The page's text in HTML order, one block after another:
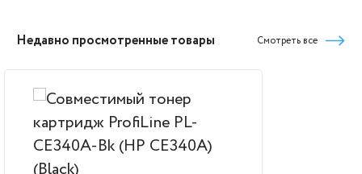
Недавно просмотренные товары Смотреть все